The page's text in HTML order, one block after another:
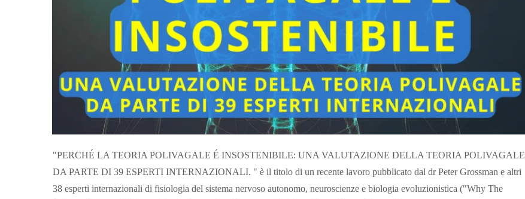
"PERCHÉ LA TEORIA POLIVAGALE É INSOSTENIBILE: UNA VALUTAZIONE DELLA TEORIA POLIVAGALE
DA PARTE DI 39 ESPERTI INTERNAZIONALI. " è il titolo di un recente lavoro pubblicato dal dr Peter Grossman e altri
38 esperti internazionali di fisiologia del sistema nervoso autonomo, neuroscienze e biologia evoluzionistica ("Why The